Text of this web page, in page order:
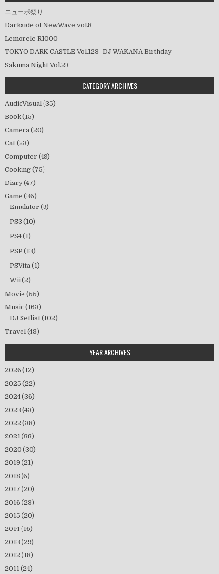
ニューポ祭り
Darkside of NewWave vol.8
Lemorele R1000
TOKYO DARK CASTLE Vol.123 -DJ WAKANA Birthday-
Sakuma Night Vol.23
CATEGORY ARCHIVES
AudioVisual (35)
Book (15)
Camera (20)
Cat (23)
Computer (49)
Cooking (75)
Diary (47)
Game (36)
Emulator (9)
PS3 (10)
PS4 (1)
PSP (13)
PSVita (1)
Wii (2)
Movie (55)
Music (163)
DJ Setlist (102)
Travel (48)
YEAR ARCHIVES
2026 (12)
2025 (22)
2024 (36)
2023 (43)
2022 (38)
2021 (38)
2020 (30)
2019 (21)
2018 (6)
2017 (20)
2016 (23)
2015 (20)
2014 (16)
2013 (29)
2012 (18)
2011 (24)